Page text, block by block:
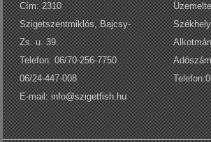
Cím: 2310
Szigetszentmiklós, Bajcsy-
Zs. u. 39.
Telefon: 06/70-256-7750
06/24-447-008
E-mail:info@szigetfish.hu